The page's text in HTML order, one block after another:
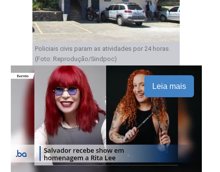
Policiais civis param as atividades por 24 horas.
(Foto: Reprodução/Sindpoc)
Leia mais